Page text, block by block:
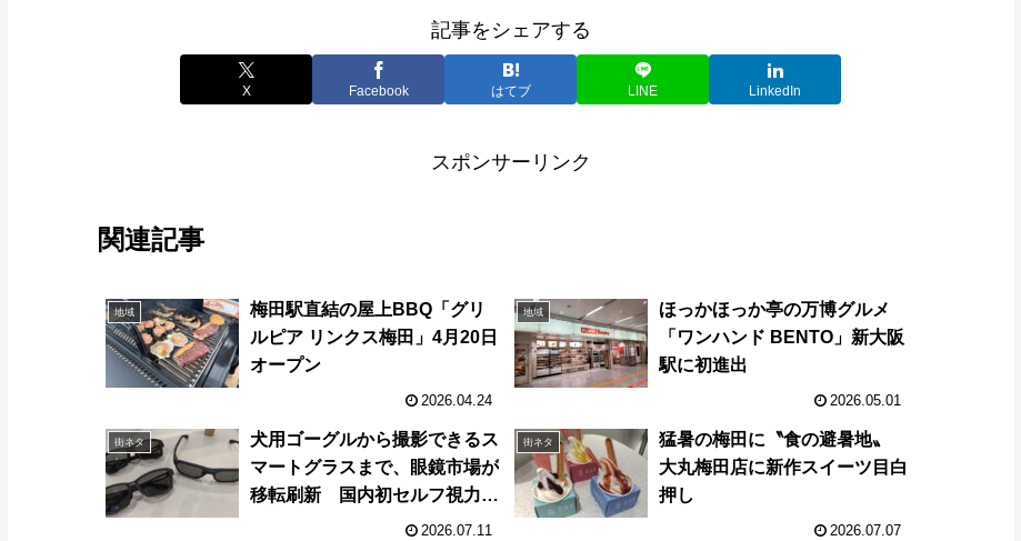
記事をシェアする
X Facebook はてブ LINE LinkedIn
スポンサーリンク
関連記事
地域
梅田駅直結の屋上BBQ「グリ
ルピア リンクス梅田」4月20日
オープン
2026.04.24
地域
ほっかほっか亭の万博グルメ
「ワンハンド BENTO」新大阪
駅に初進出
2026.05.01
街ネタ
犬用ゴーグルから撮影できるス
マートグラスまで、眼鏡市場が
移転刷新 国内初セルフ視力測
2026.07.11
街ネタ
猛暑の梅田に〝食の避暑地〟
大丸梅田店に新作スイーツ目白
押し
2026.07.07